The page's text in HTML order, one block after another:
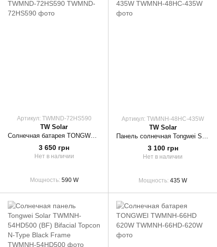
Артикул: TWMND-72HS590
TW Solar
Солнечная батарея TONGWEI 590Вт N-Type, TWMND-72HS590
3 650 грн
Нет в наличии
Мощность 590 W
Артикул: TWMNH-48HC-435W
TW Solar
Панель солнечная Tongwei Solar TWMNH-48HC 435W
3 100 грн
Нет в наличии
Мощность 435 W